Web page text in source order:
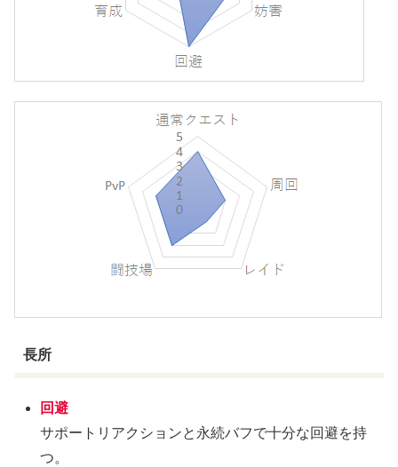
長所
回避
サポートリアクションと永続バフで十分な回避を持
つ。